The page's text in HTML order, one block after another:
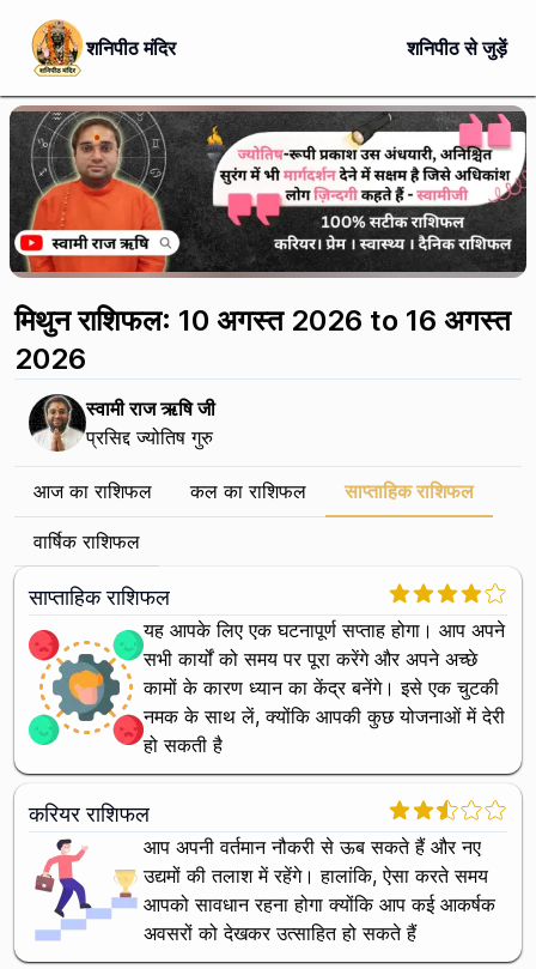
शनिपीठ मंदिर शनिपीठ से जुड़ें
मिथुन राशिफल: 10 अगस्त 2026 to 16 अगस्त
2026
स्वामी राज ऋषि जी
प्रसिद्द ज्योतिष गुरु
आज का राशिफल कल का राशिफल साप्ताहिक राशिफल
वार्षिक राशिफल
साप्ताहिक राशिफल
यह आपके लिए एक घटनापूर्ण सप्ताह होगा। आप अपने
सभी कार्यों को समय पर पूरा करेंगे और अपने अच्छे
कामों के कारण ध्यान का केंद्र बनेंगे। इसे एक चुटकी
नमक के साथ लें, क्योंकि आपकी कुछ योजनाओं में देरी
हो सकती है
करियर राशिफल
आप अपनी वर्तमान नौकरी से ऊब सकते हैं और नए
उद्यमों की तलाश में रहेंगे। हालांकि, ऐसा करते समय
आपको सावधान रहना होगा क्योंकि आप कई आकर्षक
अवसरों को देखकर उत्साहित हो सकते हैं